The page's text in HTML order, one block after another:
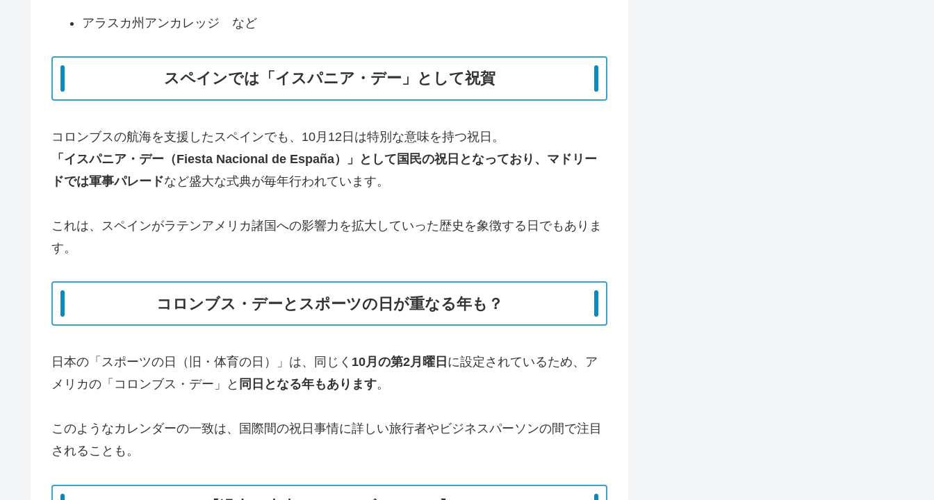
アラスカ州アンカレッジ など
スペインでは「イスパニア・デー」として祝賀
コロンブスの航海を支援したスペインでも、10月12日は特別な意味を持つ祝日。
「イスパニア・デー（Fiesta Nacional de España）」として国民の祝日となっており、マドリー
ドでは軍事パレードなど盛大な式典が毎年行われています。
これは、スペインがラテンアメリカ諸国への影響力を拡大していった歴史を象徴する日でもありま
す。
コロンブス・デーとスポーツの日が重なる年も？
日本の「スポーツの日（旧・体育の日）」は、同じく 10月の第2月曜日 に設定されているため、ア
メリカの「コロンブス・デー」と 同日となる年もあります。
このようなカレンダーの一致は、国際間の祝日事情に詳しい旅行者やビジネスパーソンの間で注目
されることも。